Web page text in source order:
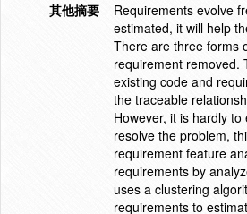
其他摘要
Requirements evolve
estimated, it will help
There are three forms
requirement removed.
existing code and
the traceable
However, it is hardly
resolve the problem,
requirement feature
requirements by
uses a clustering
requirements to